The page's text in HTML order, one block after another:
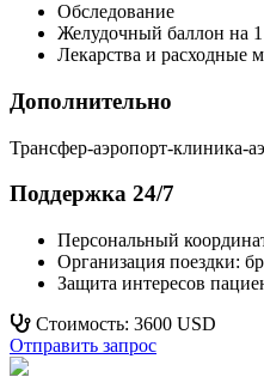
Обследование
Желудочный баллон на
Лекарства и расходные
Дополнительно
Трансфер-аэропорт-клиника-
Поддержка 24/7
Персональный
Организация поездки:
Защита интересов
Стоимость: 3600 USD
Отправить запрос